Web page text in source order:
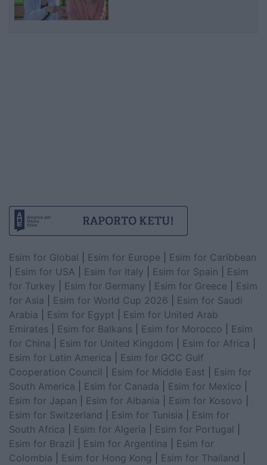
Esim for Global Esim for Europe
Esim for Caribbean
Esim for USA Esim for Italy Esim for Spain
Esim
for Turkey
Esim for Germany Esim for Greece
Esim
for Asia
Esim for World Cup 2026
Esim for Saudi
Arabia
Esim for Egypt
Esim for United Arab
Emirates
Esim for Balkans Esim for Morocco
Esim
for China
Esim for United Kingdom Esim for Africa
Esim for Latin America
Esim for GCC Gulf
Cooperation Council
Esim for Middle East
Esim for
South America
Esim for Canada Esim for Mexico
Esim for Japan
Esim for Albania Esim for Kosovo
Esim for Switzerland
Esim for Tunisia
Esim for
South Africa
Esim for Algeria Esim for Portugal
Esim for Brazil
Esim for Argentina
Esim for
Colombia
Esim for Hong Kong Esim for Thailand